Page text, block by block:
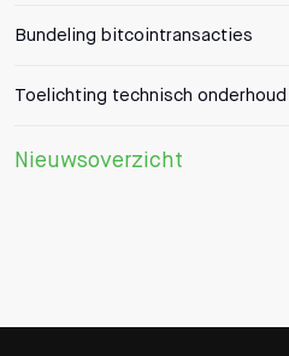
Bundeling bitcointransacties
Toelichting technisch onderhoud
Nieuwsoverzicht